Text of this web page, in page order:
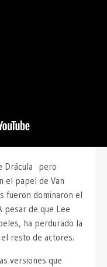
Drácula pero
el papel de Van
fueron dominaron el
pesar de que Lee
ha perdurado la
resto de actores.
versiones que